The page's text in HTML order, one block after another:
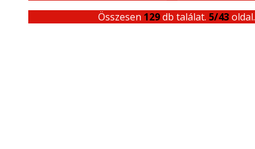
Összesen 129db találat. 5/43oldal.